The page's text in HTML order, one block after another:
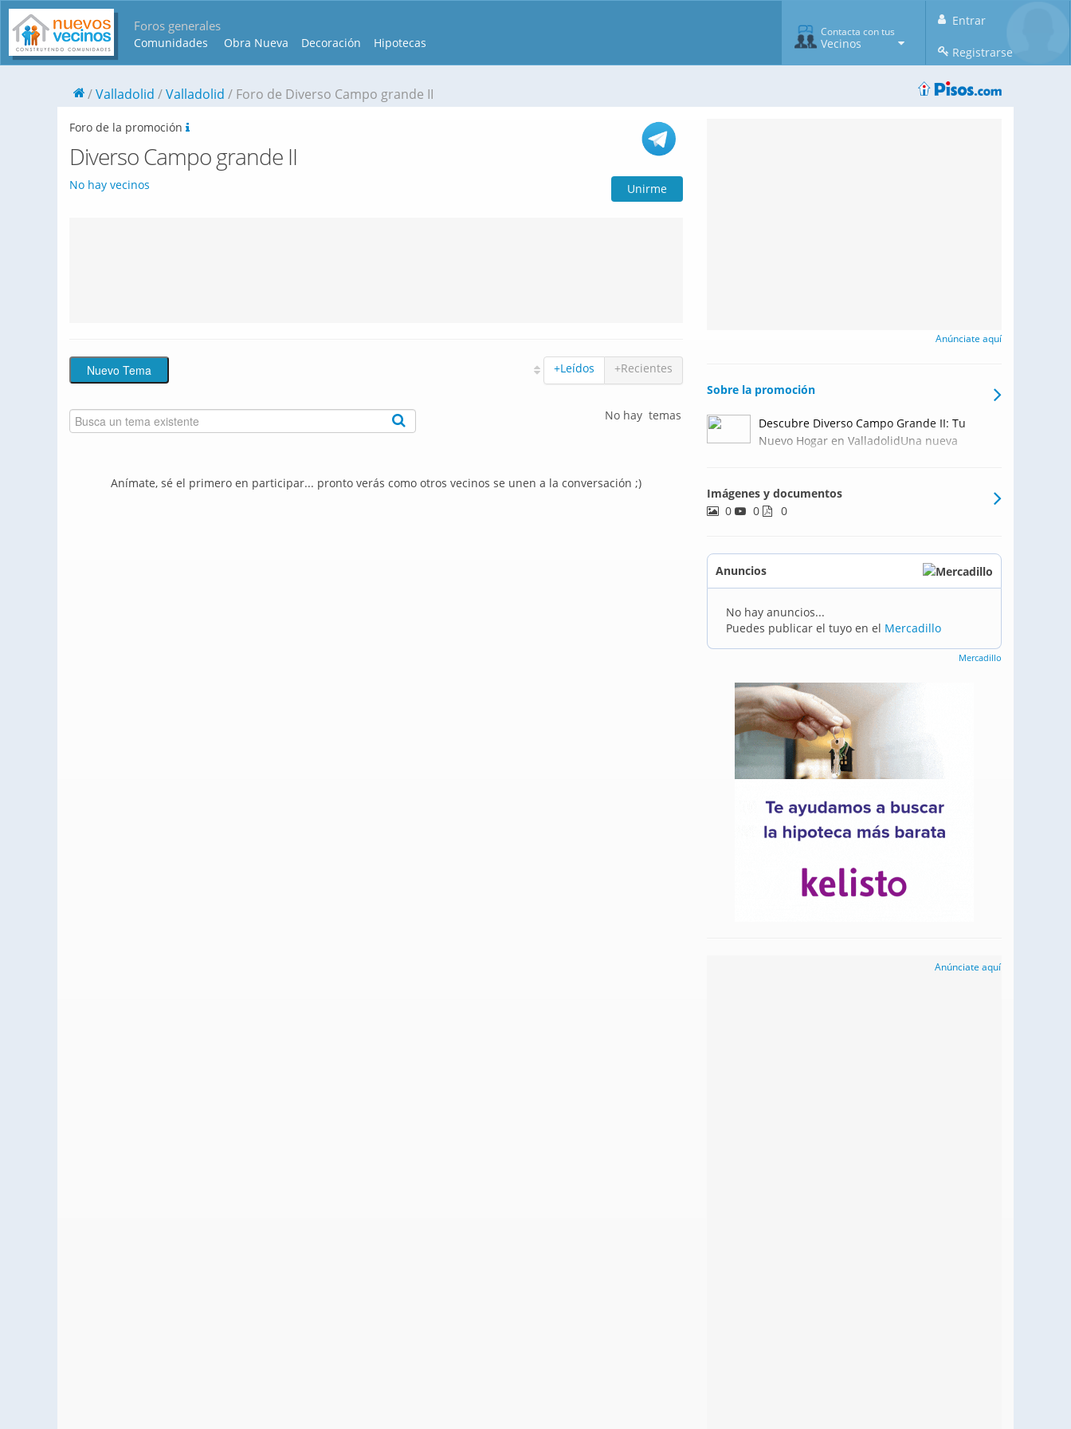
Foros generales
Comunidades Obra Nueva Decoración Hipotecas
Entrar
Registrarse
Contacta con tus
Vecinos
Valladolid Valladolid Foro de Diverso Campo grande II
Foro de la promoción
Diverso Campo grande II
No hay vecinos Unirme
+Leídos +Recientes
No hay temas
Anímate, sé el primero en participar... pronto verás como otros vecinos se unen a la conversación ;)
Anúnciate aquí
Sobre la promoción
Descubre Diverso Campo Grande II: Tu
Nuevo Hogar en ValladolidUna nueva
Valladolid.Viviendas de 2 y 3 dormitorios,
todas ellas incluyen garaje y trastero.
Imágenes y documentos
0
0 0
Anuncios
No hay anuncios...
Puedes publicar el tuyo en el Mercadillo
Mercadillo
Anúnciate aquí